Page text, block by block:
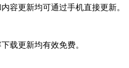
更新均可通过手机直接更新。
更新均有效免费。